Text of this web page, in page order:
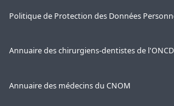
Politique de Protection des Données
Annuaire des chirurgiens-dentistes de l'ONCD
Annuaire des médecins du CNOM